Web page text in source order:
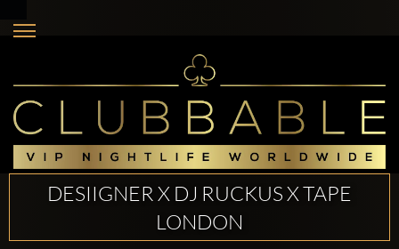
DESIIGNER X DJ RUCKUS X TAPE
LONDON